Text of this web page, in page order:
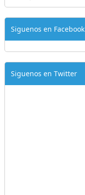
Siguenos en Facebook
Siguenos en Twitter